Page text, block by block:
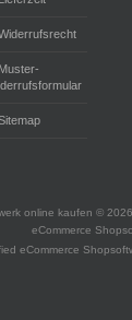
Muster-
online kaufen ©
eCommerce
eCommerce